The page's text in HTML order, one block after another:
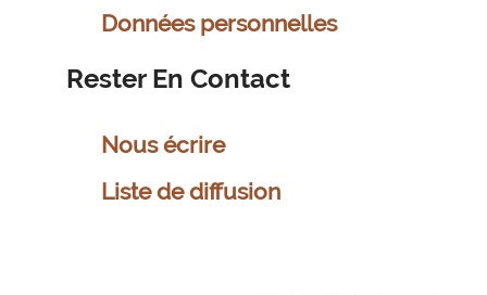
Données personnelles
Rester En Contact
Nous écrire
Liste de diffusion